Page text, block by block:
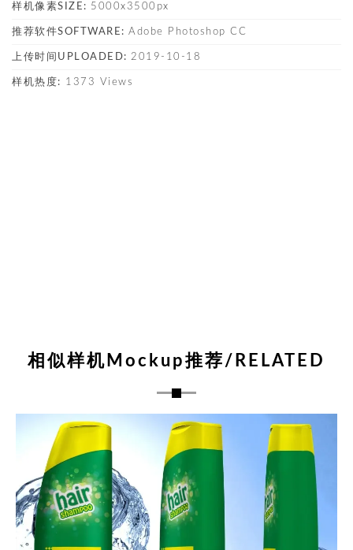
样机像素SIZE: 5000x3500px
推荐软件SOFTWARE: Adobe Photoshop CC
上传时间UPLOADED: 2019-10-18
样机热度: 1373 Views
相似样机Mockup推荐/RELATED